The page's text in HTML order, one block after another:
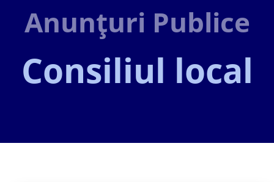
Anunțuri Publice
Consiliul local